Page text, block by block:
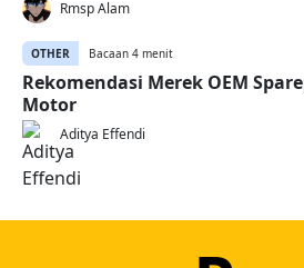
Rmsp Alam
OTHER Bacaan 4 menit
Rekomendasi Merek OEM
Motor
Aditya Effendi